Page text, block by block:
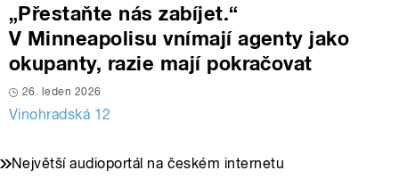
„Přestaňte nás zabíjet.“
V Minneapolisu vnímají agenty jako
okupanty, razie mají pokračovat
26. leden 2026
Vinohradská 12
Největší audioportál na českém internetu